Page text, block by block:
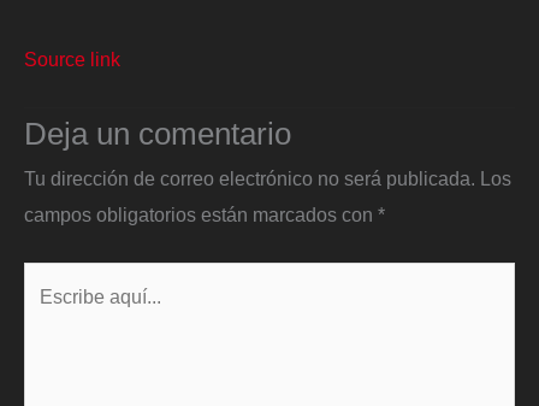
Source link
Deja un comentario
Tu dirección de correo electrónico no será publicada. Los
campos obligatorios están marcados con *